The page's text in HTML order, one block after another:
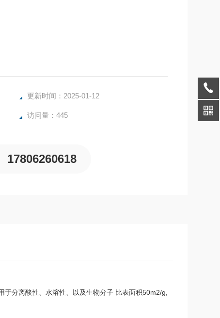
更新时间：2025-01-12
访问量：445
17806260618
分离酸性、水溶性、以及生物分子 比表面积50m2/g,